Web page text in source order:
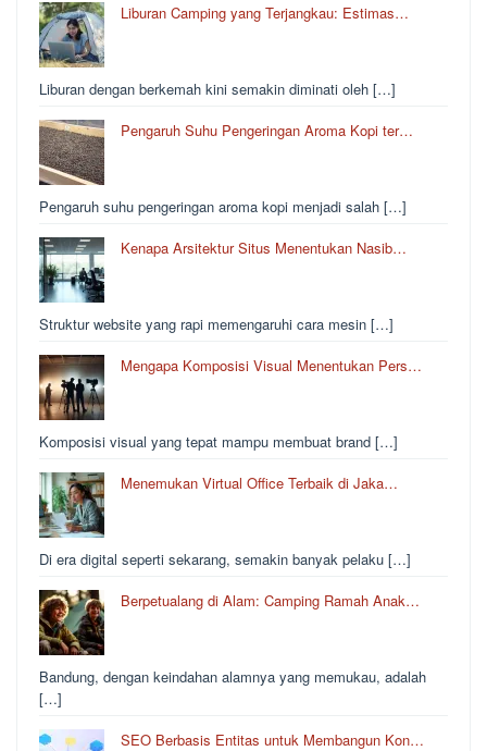
Liburan Camping yang Terjangkau: Estimas…
Liburan dengan berkemah kini semakin diminati oleh […]
Pengaruh Suhu Pengeringan Aroma Kopi ter…
Pengaruh suhu pengeringan aroma kopi menjadi salah […]
Kenapa Arsitektur Situs Menentukan Nasib…
Struktur website yang rapi memengaruhi cara mesin […]
Mengapa Komposisi Visual Menentukan Pers…
Komposisi visual yang tepat mampu membuat brand […]
Menemukan Virtual Office Terbaik di Jaka…
Di era digital seperti sekarang, semakin banyak pelaku […]
Berpetualang di Alam: Camping Ramah Anak…
Bandung, dengan keindahan alamnya yang memukau, adalah
[…]
SEO Berbasis Entitas untuk Membangun Kon…